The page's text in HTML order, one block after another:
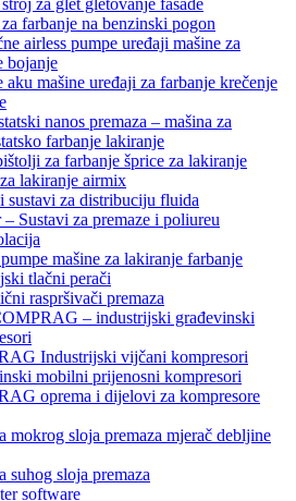
za glet gletovanje fasade
farbanje na benzinski pogon
airless pumpe uređaji mašine za
bojanje
aku mašine uređaji za farbanje krečenje
nanos premaza – mašina za
farbanje lakiranje
za farbanje šprice za lakiranje
lakiranje airmix
sustavi za distribuciju fluida
– Sustavi za premaze i poliureu
mašine za lakiranje farbanje
tlačni perači
raspršivači premaza
– industrijski građevinski
Industrijski vijčani kompresori
mobilni prijenosni kompresori
oprema i dijelovi za kompresore
mokrog sloja premaza mjerač debljine
suhog sloja premaza
software